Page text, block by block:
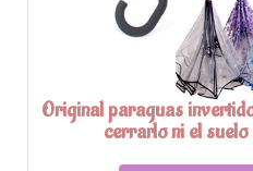
Original paraguas
cerrarlo ni el